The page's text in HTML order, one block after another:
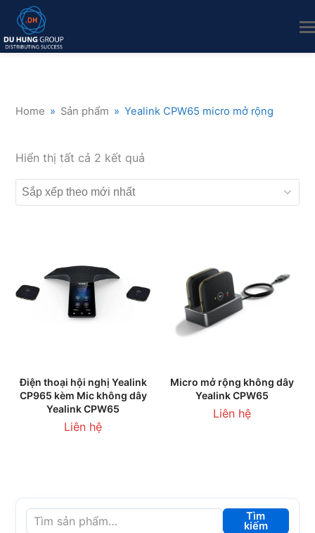
Home » Sản phẩm » Yealink CPW65 micro mở rộng
Hiển thị tất cả 2 kết quả
sắp
xếp
nhất
Điện thoại hội nghị Yealink
CP965 kèm Mic không dây
Yealink CPW65
Liên hệ
Micro mở rộng không dây
Yealink CPW65
Liên hệ
Tìm
kiếm